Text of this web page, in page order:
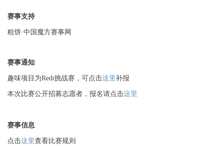
赛事支持
粗饼·中国魔方赛事网
赛事通知
趣味项目为Redi挑战赛，可点击这里补报
本次比赛公开招募志愿者，报名请点击这里
赛事信息
点击这里查看比赛规则